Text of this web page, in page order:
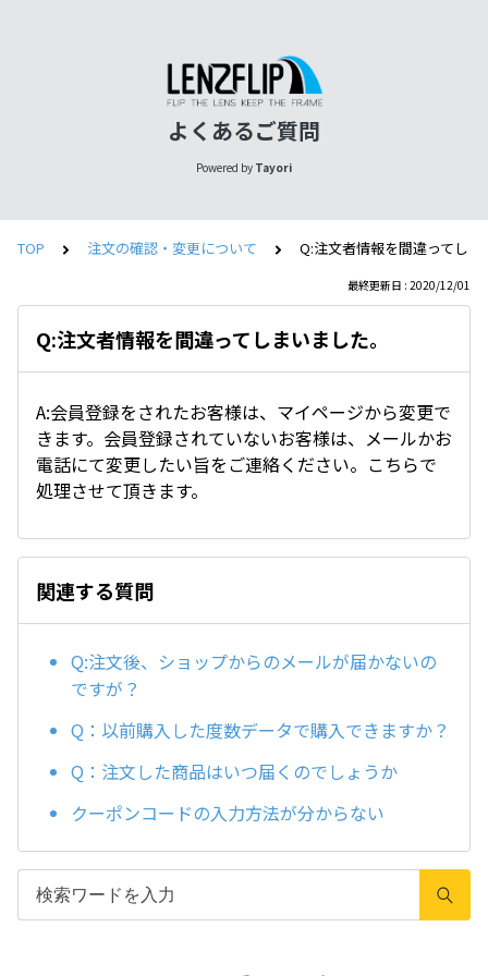
よくあるご質問
Powered by Tayori
TOP 注文の確認・変更について Q:注文者情報を間違ってしま
最終更新日 : 2020/12/01
Q:注文者情報を間違ってしまいました。
A:会員登録をされたお客様は、マイページから変更で
きます。会員登録されていないお客様は、メールかお
電話にて変更したい旨をご連絡ください。こちらで
処理させて頂きます。
関連する質問
Q:注文後、ショップからのメールが届かないの
ですが？
Q：以前購入した度数データで購入できますか？
Q：注文した商品はいつ届くのでしょうか
クーポンコードの入力方法が分からない